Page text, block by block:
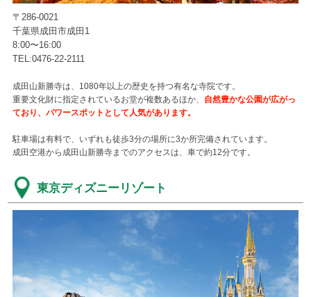
〒286-0021
千葉県成田市成田1
8:00〜16:00
TEL:0476-22-2111
成田山新勝寺は、1080年以上の歴史を持つ有名な寺院です。
重要文化財に指定されているお堂が複数あるほか、
自然豊かな公園が広がっ
ており、パワースポットとして人気があります。
駐車場は有料で、いずれも徒歩3分の場所に3か所完備されています。
成田空港から成田山新勝寺までのアクセスは、車で約12分です。
東京ディズニーリゾート